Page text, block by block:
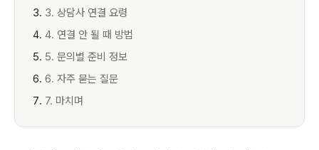
3. 상담사 연결 요령
4. 연결 안 될 때 방법
5. 문의별 준비 정보
6. 자주 묻는 질문
7. 마치며